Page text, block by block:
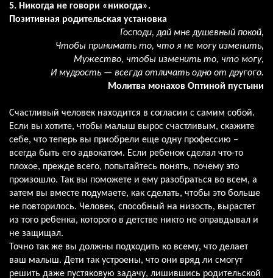
5. Никогда не говори «никогда».
Позитивная родительская установка
Господи, дай мне душевный покой,
Чтобы принимать то, что я не могу изменить,
Мужество, чтобы изменить то, что могу,
И мудрость — всегда отличать одно от другого.
Молитва монахов Оптиной пустыни
Счастливый человек находится в согласии с самим собой.
Если вы хотите, чтобы малыш вырос счастливым, скажите
себе, что теперь вы приобрели еще одну профессию –
всегда быть его адвокатом. Если ребенок сделал что-то
плохое, прежде всего, попытайтесь понять, почему это
произошло. Так вы поможете и ему разобраться во всем, а
затем вы вместе подумаете, как сделать, чтобы это больше
не повторилось. Человек, способный на низость, вырастет
из того ребенка, которого в детстве никто не оправдывал и
не защищал.
Точно так же вы должны подходить ко всему, что делает
ваш малыш. Дети так устроены, что они вряд ли смогут
решить даже пустяковую задачу, лишившись родительской